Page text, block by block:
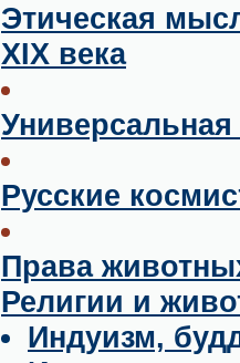
Этическая
XIX века
Русские
Права
Религии и
Индуизм,